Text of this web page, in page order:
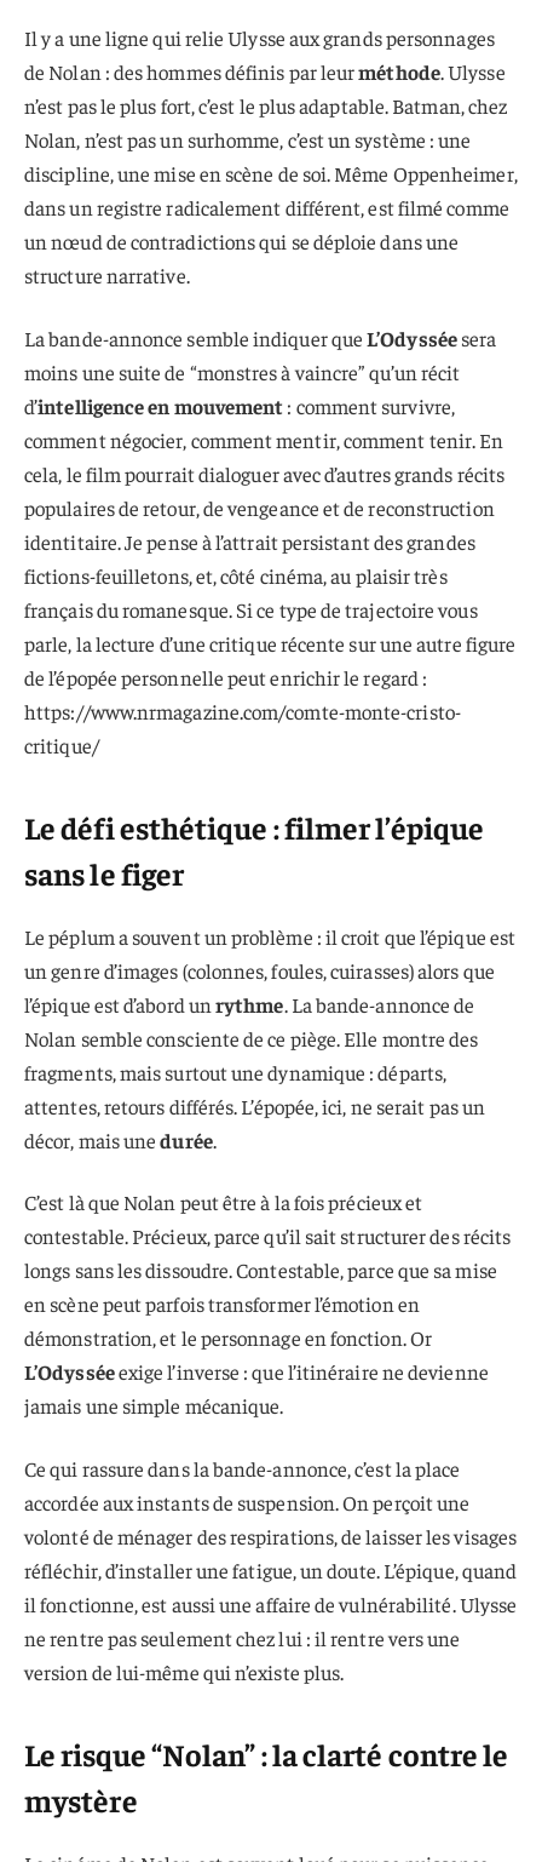
Il y a une ligne qui relie Ulysse aux grands personnages
de Nolan : des hommes définis par leurméthode. Ulysse
n’est pas le plus fort, c’est le plus adaptable. Batman, chez
Nolan, n’est pas un surhomme, c’est un système : une
discipline, une mise en scène de soi. Même Oppenheimer,
dans un registre radicalement différent, est filmé comme
un nœud de contradictions qui se déploie dans une
structure narrative.
La bande-annonce semble indiquer queL’Odysséesera
moins une suite de “monstres à vaincre” qu’un récit
d’intelligence en mouvement : comment survivre,
comment négocier, comment mentir, comment tenir. En
cela, le film pourrait dialoguer avec d’autres grands récits
populaires de retour, de vengeance et de reconstruction
identitaire. Je pense à l’attrait persistant des grandes
fictions-feuilletons, et, côté cinéma, au plaisir très
français du romanesque. Si ce type de trajectoire vous
parle, la lecture d’une critique récente sur une autre figure
de l’épopée personnelle peut enrichir le regard :
https://www.nrmagazine.com/comte-monte-cristo-
critique/
Le défi esthétique : filmer l’épique
sans le figer
Le péplum a souvent un problème : il croit que l’épique est
un genre d’images (colonnes, foules, cuirasses) alors que
l’épique est d’abord unrythme. La bande-annonce de
Nolan semble consciente de ce piège. Elle montre des
fragments, mais surtout une dynamique : départs,
attentes, retours différés. L’épopée, ici, ne serait pas un
décor, mais unedurée.
C’est là que Nolan peut être à la fois précieux et
contestable. Précieux, parce qu’il sait structurer des récits
longs sans les dissoudre. Contestable, parce que sa mise
en scène peut parfois transformer l’émotion en
démonstration, et le personnage en fonction. Or
L’Odysséeexige l’inverse : que l’itinéraire ne devienne
jamais une simple mécanique.
Ce qui rassure dans la bande-annonce, c’est la place
accordée aux instants de suspension. On perçoit une
volonté de ménager des respirations, de laisser les visages
réfléchir, d’installer une fatigue, un doute. L’épique, quand
il fonctionne, est aussi une affaire de vulnérabilité. Ulysse
ne rentre pas seulement chez lui : il rentre vers une
version de lui-même qui n’existe plus.
Le risque “Nolan” : la clarté contre le
mystère